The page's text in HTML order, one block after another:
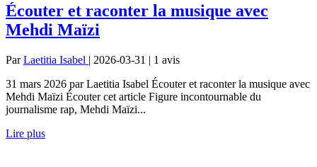
Écouter et raconter la musique avec
Mehdi Maïzi
ParLaetitia Isabel | 2026-03-31 | 1 avis
31 mars 2026 par Laetitia Isabel Écouter et raconter la musique avec
Mehdi Maïzi Écouter cet article Figure incontournable du
journalisme rap, Mehdi Maïzi...
Lire plus